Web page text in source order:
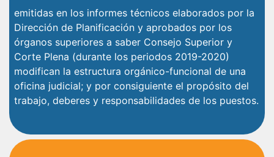
emitidas en los informes técnicos elaborados por la
Dirección de Planificación y aprobados por los
órganos superiores a saber Consejo Superior y
Corte Plena (durante los periodos 2019-2020)
modifican la estructura orgánico-funcional de una
oficina judicial; y por consiguiente el propósito del
trabajo, deberes y responsabilidades de los puestos.